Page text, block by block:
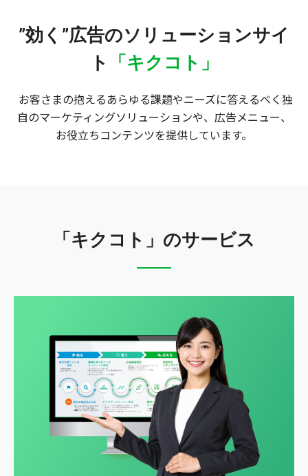
”効く”広告のソリューションサイ
ト
「キクコト」
お客さまの抱えるあらゆる課題やニーズに答えるべく 独
自のマーケティングソリューションや、広告メニュー、
お役立ちコンテンツを提供しています。
「キクコト」のサービス